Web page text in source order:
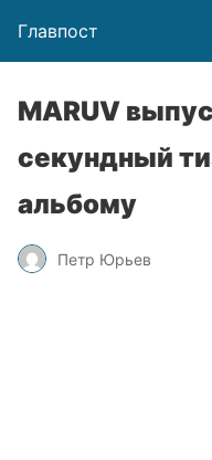
Главпост
MARUV
секундный
альбому
Петр Юрьев